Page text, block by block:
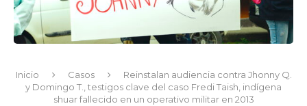
Inicio Casos
Reinstalan audiencia contra Jhonny Q.
y Domingo T., testigos clave del caso Fredi Taish, indígena
shuar fallecido en un operativo militar en 2013